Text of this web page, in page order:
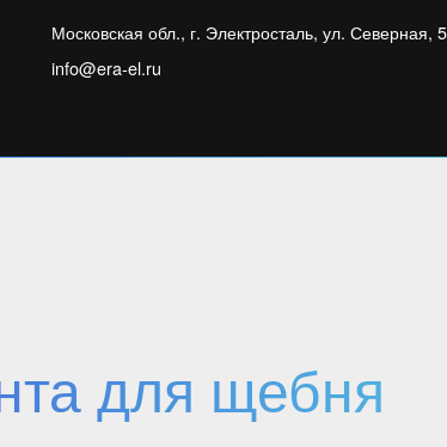
Московская обл., г. Электросталь, ул. Северная,
info@era-el.ru
для щебня